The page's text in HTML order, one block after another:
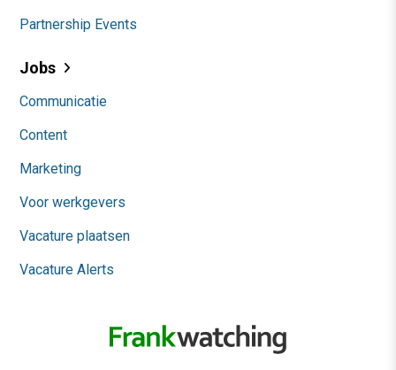
Partnership Events
Jobs
Communicatie
Content
Marketing
Voor werkgevers
Vacature plaatsen
Vacature Alerts